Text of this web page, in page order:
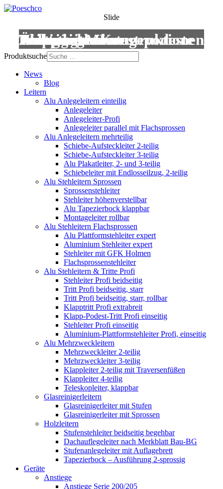
Slide
Leitern
Treppen
Anstiege
Podestleitern
Roll- und Montagepodeste
Wartungsbühnen
Übergänge
Aluminium-Konstruktionen
Produktsuche
News
Blog
Leitern
Alu Anlegeleitern einteilig
Anlegeleiter
Anlegeleiter-Profi
Anlegeleiter parallel mit Flachsprossen
Alu Anlegeleitern mehrteilig
Schiebe-Aufsteckleiter 2-teilig
Schiebe-Aufsteckleiter 3-teilig
Alu Plakatleiter, 2- und 3-teilig
Schiebeleiter mit Endlosseilzug, 2-teilig
Alu Stehleitern Sprossen
Sprossenstehleiter
Stehleiter höhenverstellbar
Alu Tapezierbock klappbar
Montageleiter rollbar
Alu Stehleitern Flachsprossen
Alu Plattformstehleiter expert
Aluminium Stehleiter expert
Stehleiter mit GFK Holmen
Flachsprossenstehleiter
Alu Stehleitern & Tritte Profi
Stehleiter Profi beidseitig
Tritt Profi beidseitig, starr
Tritt Profi beidseitig, starr, rollbar
Klapptritt Profi extrabreit
Klapp-Podest-Tritt Profi einseitig
Stehleiter Profi einseitig
Aluminium-Plattformstehleiter Profi, einseitig
Alu Mehrzweckleitern
Mehrzweckleiter 2-teilig
Mehrzweckleiter 3-teilig
Klappleiter 2-teilig mit Traversenfüßen
Klappleiter 4-teilig
Teleskopleiter, klappbar
Glasreinigerleitern
Glasreinigerleiter mit Stufen
Glasreinigerleiter mit Sprossen
Holzleitern
Stufenstehleiter beidseitig begehbar
Dachauflegeleiter nach Merkblatt Bau-BG
Stufenanlegeleiter mit Auflagebrett
Tapezierbock – Ausführung 2-sprossig
Geräte
Anstiege
Anstiege Serie 200/205